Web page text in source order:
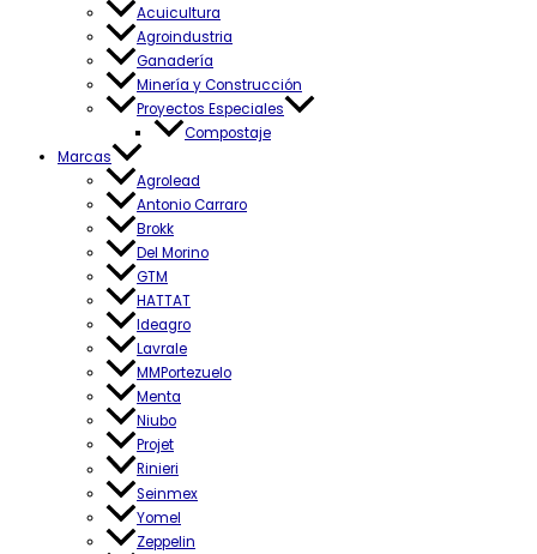
Acuicultura
Agroindustria
Ganadería
Minería y Construcción
Proyectos Especiales
Compostaje
Marcas
Agrolead
Antonio Carraro
Brokk
Del Morino
GTM
HATTAT
Ideagro
Lavrale
MMPortezuelo
Menta
Niubo
Projet
Rinieri
Seinmex
Yomel
Zeppelin